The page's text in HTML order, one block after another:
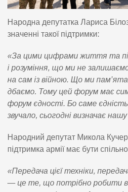
Народна депутатка Лариса
значенні такої підтримки:
«За цими цифрами життя та
і розуміння, що ми не
на сам із війною. Що ми
дбаємо. Тому цей форум має
форум єдності. Бо саме
звучало, сьогодні визначає
Народний депутат Микола
підтримка армії має бути
«Передача цієї техніки,
— це те, що потрібно робити